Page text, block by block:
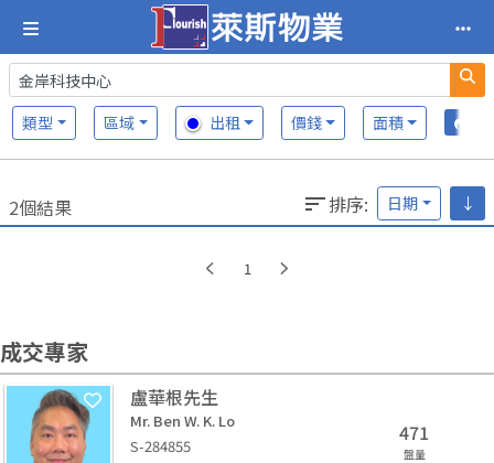
類型 區域 出租 價錢 面積
2個結果 排序: 日期 ↓
1
成交專家
盧華根先生
Mr. Ben W. K. Lo
S-284855
471
盤量